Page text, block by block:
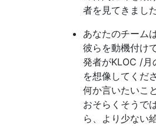
者を見てきました
あなたのチーム
彼らを動機付け
発者がKLOC /月
を想像してくだ
何か言いたいこ
おそらくそうで
ら、より少ない